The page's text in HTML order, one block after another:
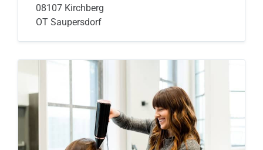
08107 Kirchberg
OT Saupersdorf